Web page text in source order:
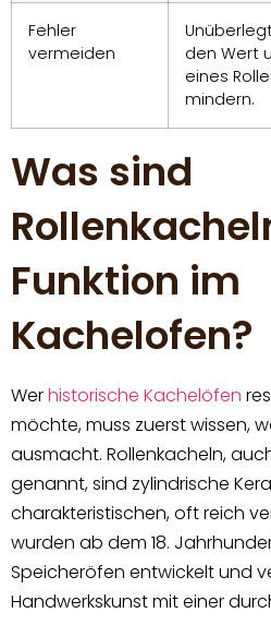
Fehler
vermeiden
den Wert
eines
mindern.
Was sind
Funktion im
Kachelofen?
Werhistorische Kachelöfen
möchte, muss zuerst wissen,
ausmacht. Rollenkacheln,
genannt, sind zylindrische
charakteristischen, oft reich
wurden ab dem 18.
Speicheröfen entwickelt und
Handwerkskunst mit einer